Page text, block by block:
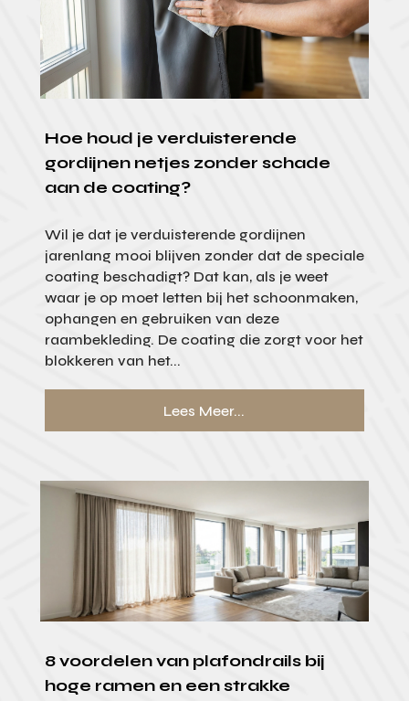
Hoe houd je verduisterende
gordijnen netjes zonder schade
aan de coating?
Wil je dat je verduisterende gordijnen
jarenlang mooi blijven zonder dat de speciale
coating beschadigt? Dat kan, als je weet
waar je op moet letten bij het schoonmaken,
ophangen en gebruiken van deze
raambekleding. De coating die zorgt voor het
blokkeren van het...
Lees Meer...
8 voordelen van plafondrails bij
hoge ramen en een strakke